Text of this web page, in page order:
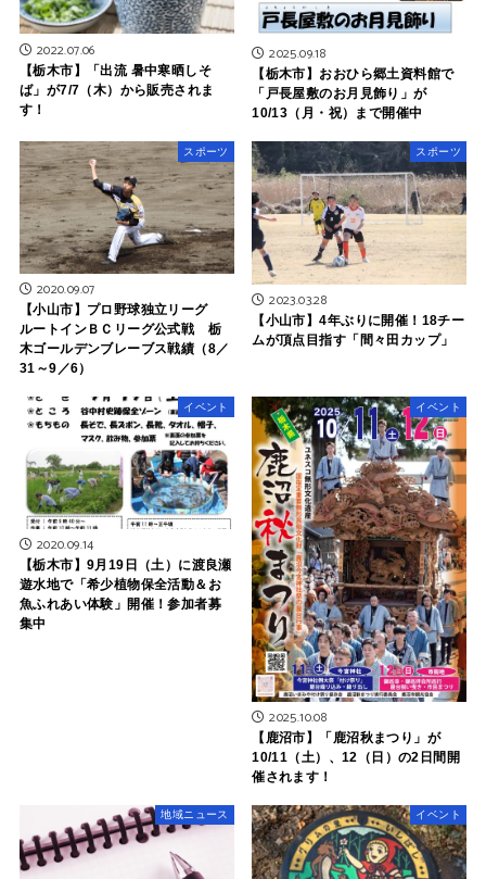
2022.07.06
【栃木市】「出流 暑中寒晒しそ
ば」が7/7（木）から販売されま
す！
2025.09.18
【栃木市】おおひら郷土資料館で
「戸長屋敷のお月見飾り」が
10/13（月・祝）まで開催中
スポーツ
2020.09.07
【小山市】プロ野球独立リーグ
ルートインＢＣリーグ公式戦 栃
木ゴールデンブレーブス戦績（8／
31～9／6）
スポーツ
2023.03.28
【小山市】4年ぶりに開催！18チー
ムが頂点目指す「間々田カップ」
イベント
2020.09.14
【栃木市】9月19日（土）に渡良瀬
遊水地で「希少植物保全活動＆お
魚ふれあい体験」開催！参加者募
集中
イベント
2025.10.08
【鹿沼市】「鹿沼秋まつり」が
10/11（土）、12（日）の2日間開
催されます！
地域ニュース イベント